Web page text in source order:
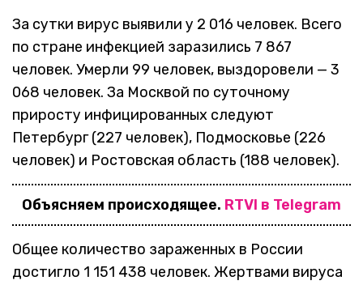
За сутки вирус выявили у 2 016 человек. Всего
по стране инфекцией заразились 7 867
человек. Умерли 99 человек, выздоровели — 3
068 человек. За Москвой по суточному
приросту инфицированных следуют
Петербург (227 человек), Подмосковье (226
человек) и Ростовская область (188 человек).
Объясняем происходящее. RTVI в Telegram
Общее количество зараженных в России
достигло 1 151 438 человек. Жертвами вируса